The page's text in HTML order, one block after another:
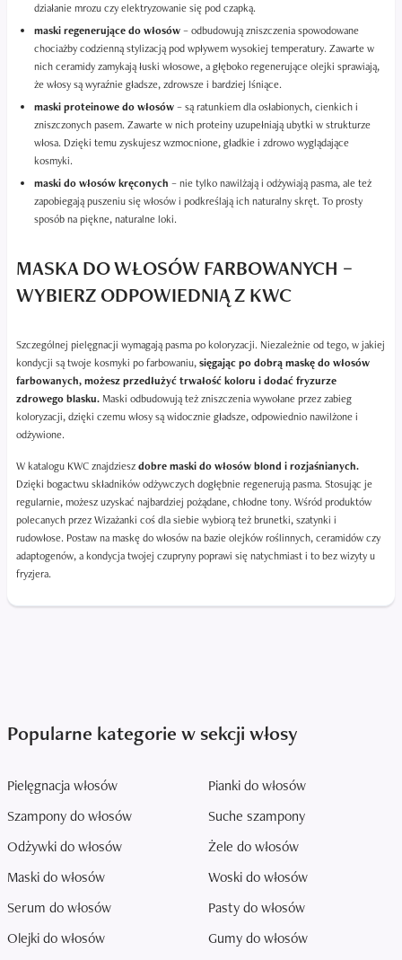
działanie mrozu czy elektryzowanie się pod czapką.
maski regenerujące do włosów– odbudowują zniszczenia spowodowane
chociażby codzienną stylizacją pod wpływem wysokiej temperatury. Zawarte w
nich ceramidy zamykają łuski włosowe, a głęboko regenerujące olejki sprawiają,
że włosy są wyraźnie gładsze, zdrowsze i bardziej lśniące.
maski proteinowe do włosów– są ratunkiem dla osłabionych, cienkich i
zniszczonych pasem. Zawarte w nich proteiny uzupełniają ubytki w strukturze
włosa. Dzięki temu zyskujesz wzmocnione, gładkie i zdrowo wyglądające
kosmyki.
maski do włosów kręconych – nie tylko nawilżają i odżywiają pasma, ale też
zapobiegają puszeniu się włosów i podkreślają ich naturalny skręt. To prosty
sposób na piękne, naturalne loki.
MASKA DO WŁOSÓW FARBOWANYCH –
WYBIERZ ODPOWIEDNIĄ Z KWC
Szczególnej pielęgnacji wymagają pasma po koloryzacji. Niezależnie od tego, w jakiej
kondycji są twoje kosmyki po farbowaniu,sięgając po dobrą maskę do włosów
farbowanych, możesz przedłużyć trwałość koloru i dodać fryzurze
zdrowego blasku.Maski odbudowują też zniszczenia wywołane przez zabieg
koloryzacji, dzięki czemu włosy są widocznie gładsze, odpowiednio nawilżone i
odżywione.
W katalogu KWC znajdzieszdobre maski do włosów blond i rozjaśnianych.
Dzięki bogactwu składników odżywczych dogłębnie regenerują pasma. Stosując je
regularnie, możesz uzyskać najbardziej pożądane, chłodne tony. Wśród produktów
polecanych przez Wizażanki coś dla siebie wybiorą też brunetki, szatynki i
rudowłose. Postaw na maskę do włosów na bazie olejków roślinnych, ceramidów czy
adaptogenów, a kondycja twojej czupryny poprawi się natychmiast i to bez wizyty u
fryzjera.
Popularne kategorie w sekcji włosy
Pielęgnacja włosów
Szampony do włosów
Odżywki do włosów
Maski do włosów
Serum do włosów
Olejki do włosów
Pianki do włosów
Suche szampony
Żele do włosów
Woski do włosów
Pasty do włosów
Gumy do włosów